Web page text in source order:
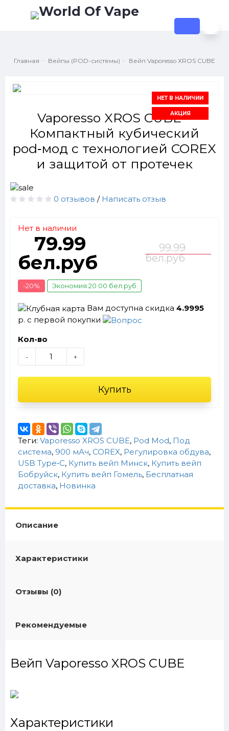
Главная Вейпы (POD-системы) Вейп Vaporesso XROS CUBE
НЕТ В НАЛИЧИИ
АКЦИЯ
Vaporesso XROS CUBE –
Компактный кубический
pod‑мод с технологией COREX
и защитой от протечек
0 отзывов / Написать отзыв
Нет в наличии
79.99
бел.руб
99.99
бел.руб
-20% Экономия 20.00 бел.руб
Вам доступна скидка 4.9995
р. с первой покупки
Кол-во
- +
Купить
Теги: Vaporesso XROS CUBE, Pod Mod, Под
система, 900 мАч, COREX, Регулировка обдува,
USB Type‑C, Купить вейп Минск, Купить вейп
Бобруйск, Купить вейп Гомель, Бесплатная
доставка, Новинка
Описание
Характеристики
Отзывы (0)
Рекомендуемые
Вейп Vaporesso XROS CUBE
Характеристики